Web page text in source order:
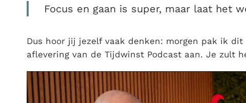
Focus en gaan is super, maar laat het
Dus hoor jij jezelf vaak denken: morgen pak ik
aflevering van de Tijdwinst Podcast aan. Je zult